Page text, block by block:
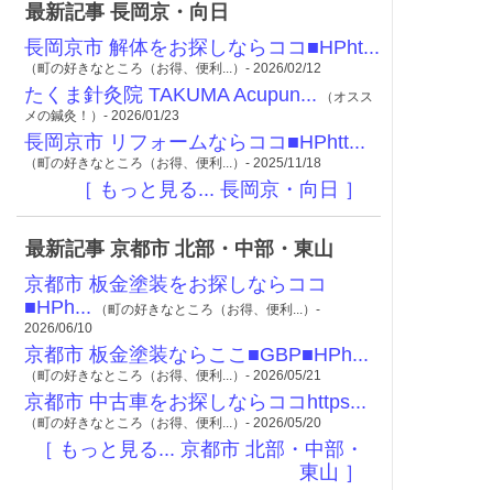
最新記事 長岡京・向日
長岡京市 解体をお探しならココ■HPht...
（町の好きなところ（お得、便利...）- 2026/02/12
たくま針灸院 TAKUMA Acupun... （オスス
メの鍼灸！）- 2026/01/23
長岡京市 リフォームならココ■HPhtt...
（町の好きなところ（お得、便利...）- 2025/11/18
［ もっと見る... 長岡京・向日 ］
最新記事 京都市 北部・中部・東山
京都市 板金塗装をお探しならココ
■HPh... （町の好きなところ（お得、便利...）-
2026/06/10
京都市 板金塗装ならここ■GBP■HPh...
（町の好きなところ（お得、便利...）- 2026/05/21
京都市 中古車をお探しならココhttps...
（町の好きなところ（お得、便利...）- 2026/05/20
［ もっと見る... 京都市 北部・中部・
東山 ］